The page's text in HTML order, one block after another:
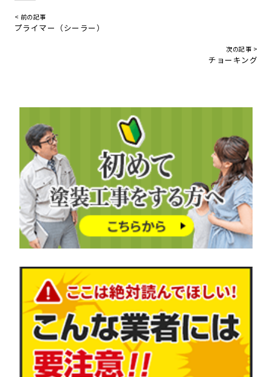
< 前の記事
プライマー（シーラー）
次の記事 >
チョーキング